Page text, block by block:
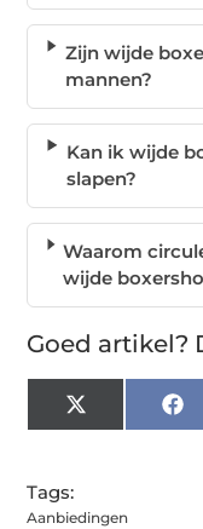
Zijn wijde
mannen?
Kan ik wijde
slapen?
Waarom
wijde
Goed artikel?
X
(Twitter)
Tags:
Aanbiedingen